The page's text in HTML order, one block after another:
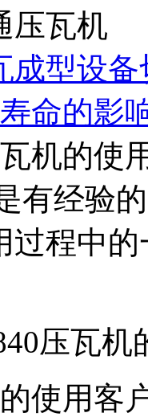
压瓦
成型设
命的影
机的使
有经验
过程中
瓦机
的使用客